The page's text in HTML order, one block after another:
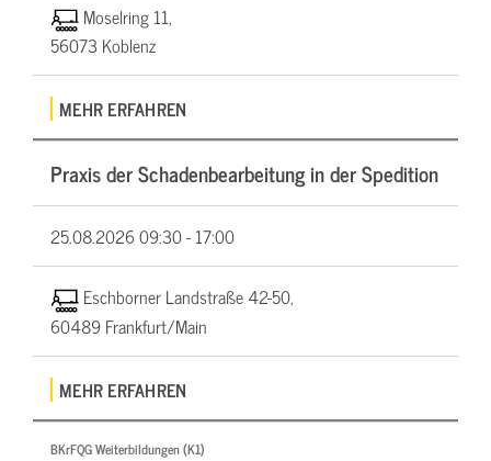
Moselring 11,
56073 Koblenz
MEHR ERFAHREN
Praxis der Schadenbearbeitung in der Spedition
25.08.202609:30 - 17:00
Eschborner Landstraße 42-50,
60489 Frankfurt/Main
MEHR ERFAHREN
BKrFQG Weiterbildungen (K1)